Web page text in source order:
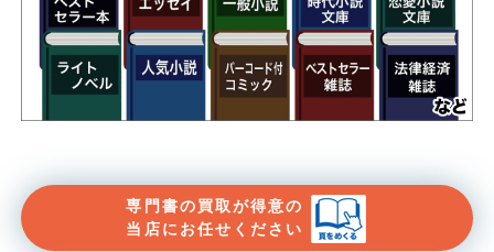
専門書の買取が得意の
当店にお任せください